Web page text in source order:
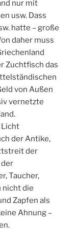
nur mit
usw. Dass
hatte – große
daher muss
Zuchtfisch das
von Außen
vernetzte
Licht
der Antike,
der
der
Taucher,
nicht die
Zapfen als
Ahnung –